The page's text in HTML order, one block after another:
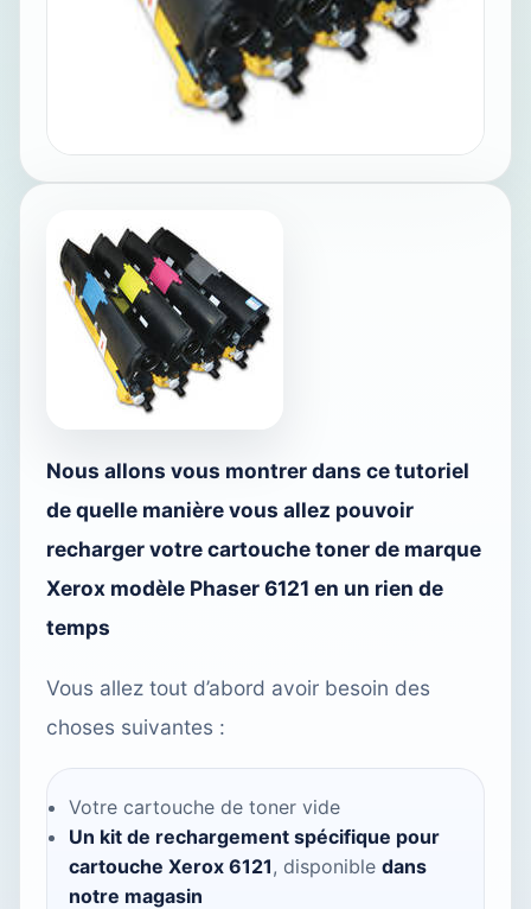
Nous allons vous montrer dans ce tutoriel
de quelle manière vous allez pouvoir
recharger votre cartouche toner de marque
Xerox modèle Phaser 6121 en un rien de
temps
Vous allez tout d’abord avoir besoin des
choses suivantes :
Votre cartouche de toner vide
Un kit de rechargement spécifique pour
cartouche Xerox 6121, disponible dans
notre magasin